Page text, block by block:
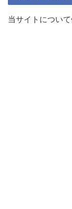
当サイトについ